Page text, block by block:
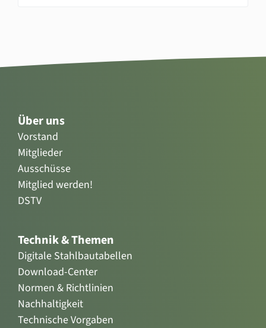
Über uns
Vorstand
Mitglieder
Ausschüsse
Mitglied werden!
DSTV
Technik & Themen
Digitale Stahlbautabellen
Download-Center
Normen & Richtlinien
Nachhaltigkeit
Technische Vorgaben